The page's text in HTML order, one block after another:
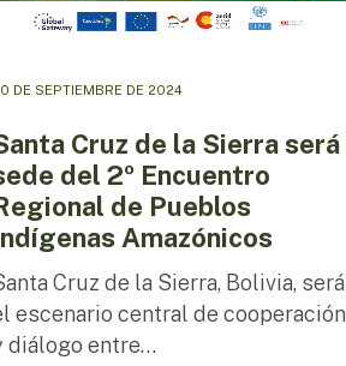
DE SEPTIEMBRE DE 2024
Cruz de la Sierra será
del 2º Encuentro
de Pueblos
Amazónicos
Cruz de la Sierra, Bolivia, será
escenario central de cooperación
diálogo entre…